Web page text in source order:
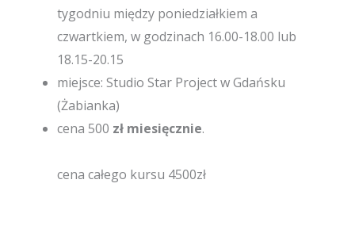
tygodniu między poniedziałkiem a
czwartkiem, w godzinach 16.00-18.00 lub
18.15-20.15
miejsce: Studio Star Project w Gdańsku
(Żabianka)
cena 500 zł miesięcznie.
cena całego kursu 4500zł